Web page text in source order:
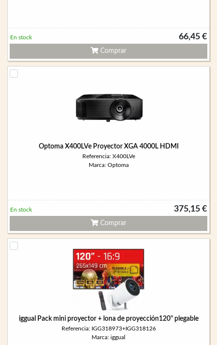
66,45 €
En stock
Comprar
Optoma X400LVe Proyector XGA 4000L HDMI
Referencia: X400LVe
Marca: Optoma
375,15 €
En stock
Comprar
iggual Pack mini proyector + lona de proyección120" plegable
Referencia: IGG318973+IGG318126
Marca: iggual